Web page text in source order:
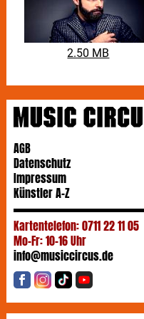
2.50 MB
AGB
Datenschutz
Impressum
Künstler A-Z
Kartentelefon: 0711 22 11 05
Mo-Fr: 10-16 Uhr
info@musiccircus.de